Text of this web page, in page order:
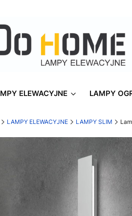
ELEWACYJNE LAMPY
LAMPY ELEWACYJNE LAMPY SLIM